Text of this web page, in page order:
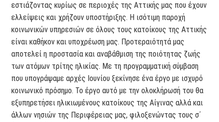
εστιάζοντας κυρίως σε περιοχές της Αττικής μας που έχουν
ελλείψεις και χρήζουν υποστήριξης. Η ισότιμη παροχή
κοινωνικών υπηρεσιών σε όλους τους κατοίκους της Αττικής
είναι καθήκον και υποχρέωση μας. Προτεραιότητά μας
αποτελεί η προστασία και αναβάθμιση της ποιότητας ζωής
των ατόμων τρίτης ηλικίας. Με τη προγραμματική σύμβαση
που υπογράψαμε αρχές Ιουνίου ξεκίνησε ένα έργο με ισχυρό
κοινωνικό πρόσημο. Το έργο αυτό με την ολοκλήρωσή του θα
εξυπηρετήσει ηλικιωμένους κατοίκους της Αίγινας αλλά και
άλλων νησιών της Περιφέρειας μας, φιλοξενώντας τους σ΄